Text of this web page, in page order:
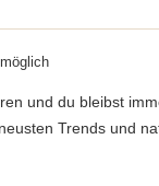
und du bleibst
Trends und